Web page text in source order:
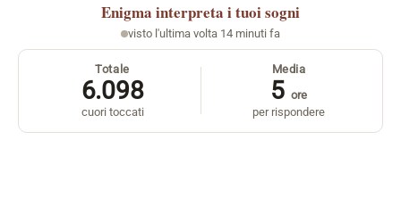
Enigma interpreta i tuoi sogni
visto l'ultima volta 14 minuti fa
Totale
6.098
cuori toccati
Media
5 ore
per rispondere